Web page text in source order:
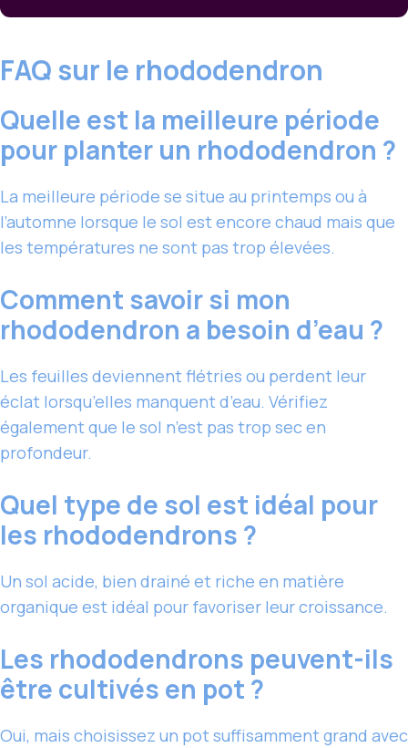
FAQ sur le rhododendron
Quelle est la meilleure période
pour planter un rhododendron ?
La meilleure période se situe au printemps ou à
l’automne lorsque le sol est encore chaud mais que
les températures ne sont pas trop élevées.
Comment savoir si mon
rhododendron a besoin d’eau ?
Les feuilles deviennent flétries ou perdent leur
éclat lorsqu’elles manquent d’eau. Vérifiez
également que le sol n’est pas trop sec en
profondeur.
Quel type de sol est idéal pour
les rhododendrons ?
Un sol acide, bien drainé et riche en matière
organique est idéal pour favoriser leur croissance.
Les rhododendrons peuvent-ils
être cultivés en pot ?
Oui, mais choisissez un pot suffisamment grand avec